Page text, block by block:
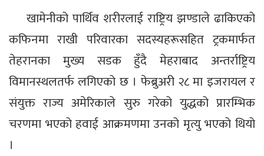
खामेनीको पार्थिव शरीरलाई राष्ट्रिय झण्डाले ढाकिएको
कफिनमा राखी परिवारका सदस्यहरूसहित ट्रकमार्फत
तेहरानका मुख्य सडक हुँदै मेहराबाद अन्तर्राष्ट्रिय
विमानस्थलतर्फ लगिएको छ । फेब्रुअरी २८ मा इजरायल र
संयुक्त राज्य अमेरिकाले सुरु गरेको युद्धको प्रारम्भिक
चरणमा भएको हवाई आक्रमणमा उनको मृत्यु भएको थियो
।